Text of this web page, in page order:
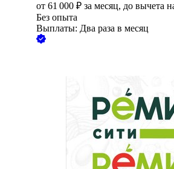
от 61 000 ₽ за месяц, до вычета
Без опыта
Выплаты: Два раза в месяц